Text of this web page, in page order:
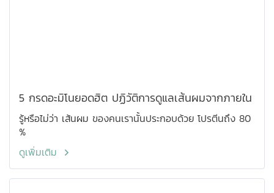
5 กรดอะมิโนยอดฮิต ปฏิวัติการดูแลเส้นผมจากภายใน
รู้หรือไม่ว่า เส้นผม ของคนเรานั้นประกอบด้วย โปรตีนถึง 80
%
ดูเพิ่มเติม